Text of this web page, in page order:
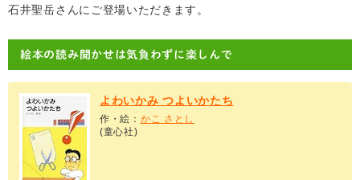
石井聖岳さんにご登場いただきます。
絵本の読み聞かせは気負わずに楽しんで
よわいかみ つよいかたち
作・絵： かこ さとし
(童心社)